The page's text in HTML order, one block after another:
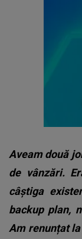
Aveam două
de vânzări.
câștiga
backup plan,
Am renunțat